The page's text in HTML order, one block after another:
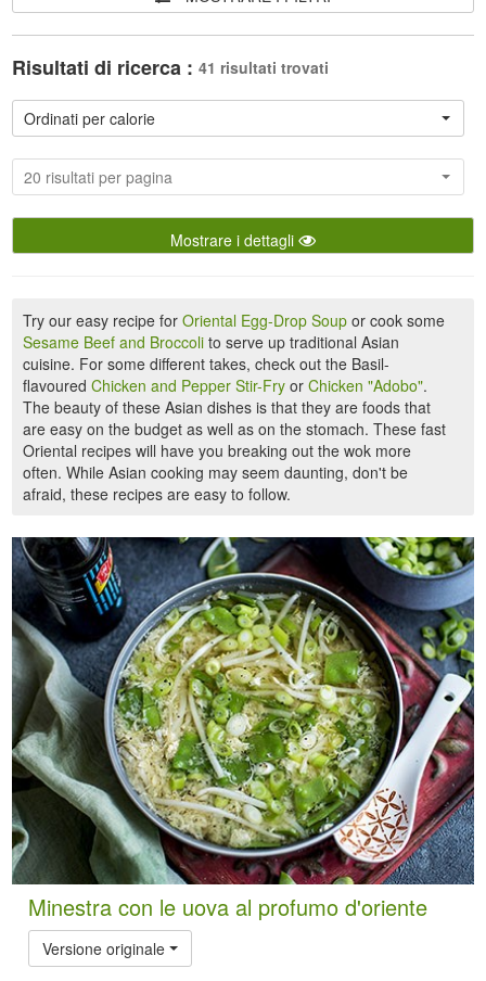
Risultati di ricerca : 41 risultati trovati
Ordinati per calorie
20 risultati per pagina
Mostrare i dettagli
Try our easy recipe forOriental Egg-Drop Soup or cook some
Sesame Beef and Broccoli to serve up traditional Asian
cuisine. For some different takes, check out the Basil-
flavouredChicken and Pepper Stir-Fry orChicken "Adobo".
The beauty of these Asian dishes is that they are foods that
are easy on the budget as well as on the stomach. These fast
Oriental recipes will have you breaking out the wok more
often. While Asian cooking may seem daunting, don't be
afraid, these recipes are easy to follow.
Minestra con le uova al profumo d'oriente
Versione originale